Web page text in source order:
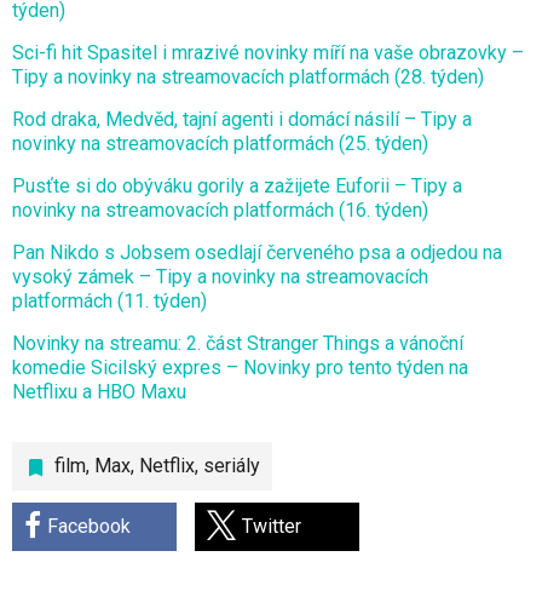
film, Max, Netflix, seriály
Facebook Twitter
týden)
Sci-fi hit Spasitel i mrazivé novinky míří na vaše obrazovky –
Tipy a novinky na streamovacích platformách (28. týden)
Rod draka, Medvěd, tajní agenti i domácí násilí – Tipy a
novinky na streamovacích platformách (25. týden)
Pusťte si do obýváku gorily a zažijete Euforii – Tipy a
novinky na streamovacích platformách (16. týden)
Pan Nikdo s Jobsem osedlají červeného psa a odjedou na
vysoký zámek – Tipy a novinky na streamovacích
platformách (11. týden)
Novinky na streamu: 2. část Stranger Things a vánoční
komedie Sicilský expres – Novinky pro tento týden na
Netflixu a HBO Maxu